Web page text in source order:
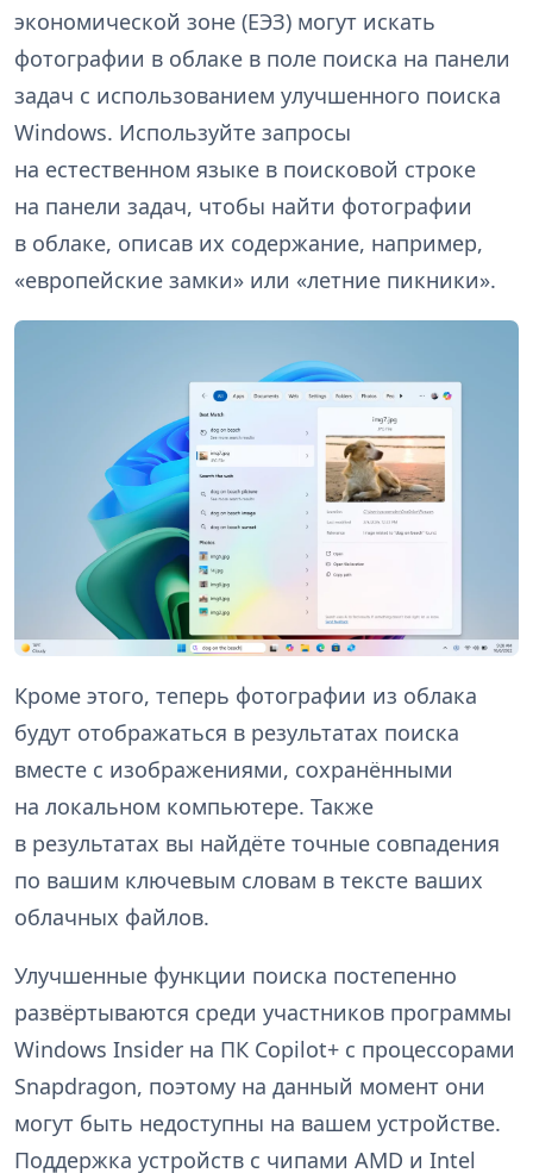
экономической зоне (ЕЭЗ) могут искать
фотографии в облаке в поле поиска на панели
задач с использованием улучшенного поиска
Windows. Используйте запросы
на естественном языке в поисковой строке
на панели задач, чтобы найти фотографии
в облаке, описав их содержание, например,
«европейские замки» или «летние пикники».
Кроме этого, теперь фотографии из облака
будут отображаться в результатах поиска
вместе с изображениями, сохранёнными
на локальном компьютере. Также
в результатах вы найдёте точные совпадения
по вашим ключевым словам в тексте ваших
облачных файлов.
Улучшенные функции поиска постепенно
развёртываются среди участников программы
Windows Insider на ПК Copilot+ с процессорами
Snapdragon, поэтому на данный момент они
могут быть недоступны на вашем устройстве.
Поддержка устройств с чипами AMD и Intel